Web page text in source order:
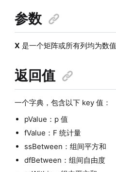
参数
X 是一个矩阵或所有列均为数值
返回值
一个字典，包含以下 key 值：
pValue：p 值
fValue：F 统计量
ssBetween：组间平方和
dfBetween：组间自由度